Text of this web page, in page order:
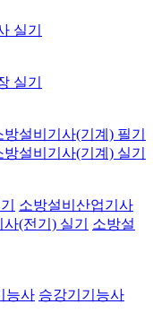
실기
실기
방설비기사(기계) 필기
방설비기사(기계) 실기
소방설비산업기사
(전기) 실기
소방설
능사 승강기기능사